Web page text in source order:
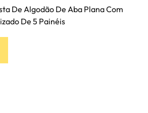
De Algodão De Aba Plana Com
De 5 Painéis